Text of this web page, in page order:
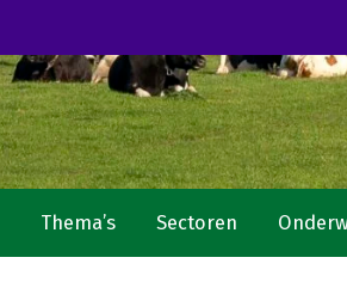
Thema’s Sectoren